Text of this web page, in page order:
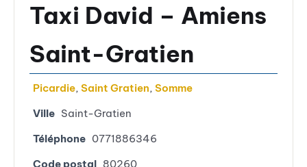
Taxi David – Amiens
Saint-Gratien
Picardie, Saint Gratien, Somme
Ville Saint-Gratien
Téléphone 0771886346
Code postal 80260